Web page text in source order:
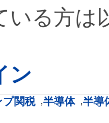
いる方は
ン
プ関税 ,半導体 ,半導